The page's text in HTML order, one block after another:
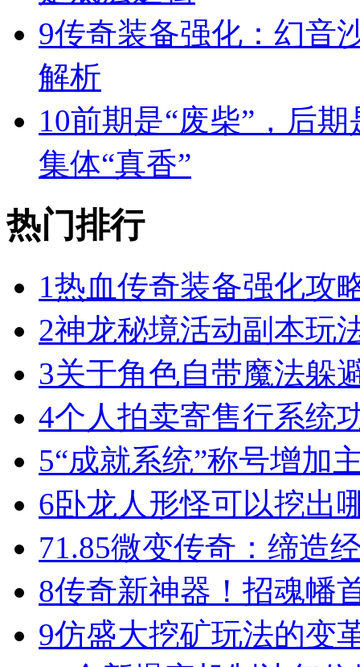
9传奇装备强化：幻音
解析
10前期是“废柴”，后
集体“真香”
热门排行
1热血传奇装备强化攻
2神龙秘境活动副本玩
3关于角色自带魔法躲
4个人拍卖寄售行系统
5“成就系统”称号增加
6卧龙人形怪可以挖出
71.85微变传奇：缔造
8传奇新神器！招魂幡
9仿盛大挖矿玩法的变